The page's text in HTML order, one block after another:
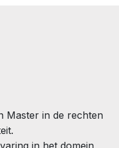
Master in de rechten
in het domein